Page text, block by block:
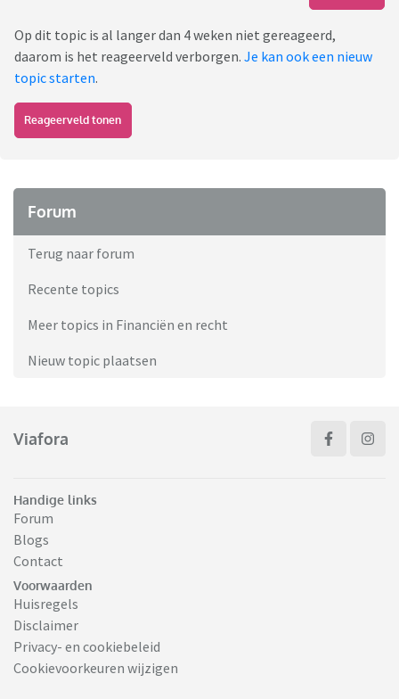
Op dit topic is al langer dan 4 weken niet gereageerd,
daarom is het reageerveld verborgen. Je kan ook een nieuw
topic starten.
Reageerveld tonen
Forum
Terug naar forum
Recente topics
Meer topics in Financiën en recht
Nieuw topic plaatsen
Viafora
Handige links
Forum
Blogs
Contact
Voorwaarden
Huisregels
Disclaimer
Privacy- en cookiebeleid
Cookievoorkeuren wijzigen